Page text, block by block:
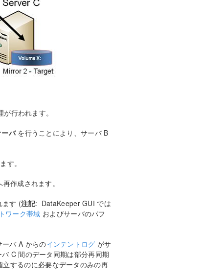
行われます。
ーバを行うことにより、サーバ B
す。
作成されます。
ます (注記: DataKeeper GUI では
ワーク帯域 およびサーバのパフ
バ A からのインテントログ がサ
C 間のデータ同期は部分再同期
するのに必要なデータのみの再